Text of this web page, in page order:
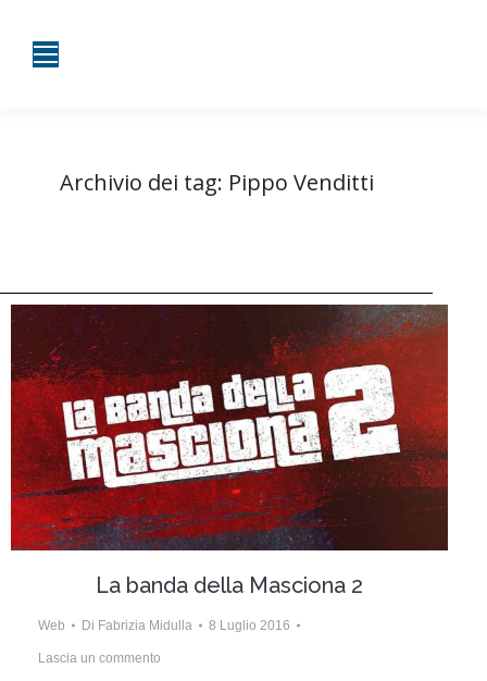
Archivio dei tag: Pippo Venditti
La banda della Masciona 2
Web Di Fabrizia Midulla 8 Luglio 2016
Lascia un commento